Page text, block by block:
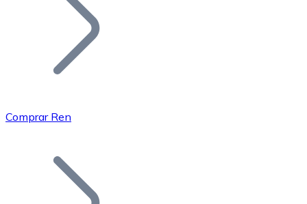
Bitcoin
Comprar Ren